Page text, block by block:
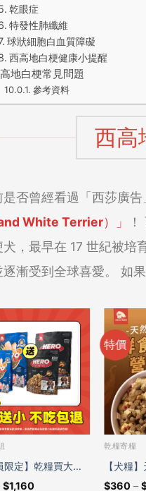
乾眼症
特發性肺纖維
球狀細胞白血質障礙
西高地白梗健康小提醒
地白梗常見問題
參考資料
西高
是否曾經看過「西莎廣
White Terrier）」
！
犬，最早在 17 世紀被培
漸受到全球喜愛。
如
限定】乾糧買大送
$1,160
特價
乾糧寄糧
【犬糧
$360 –